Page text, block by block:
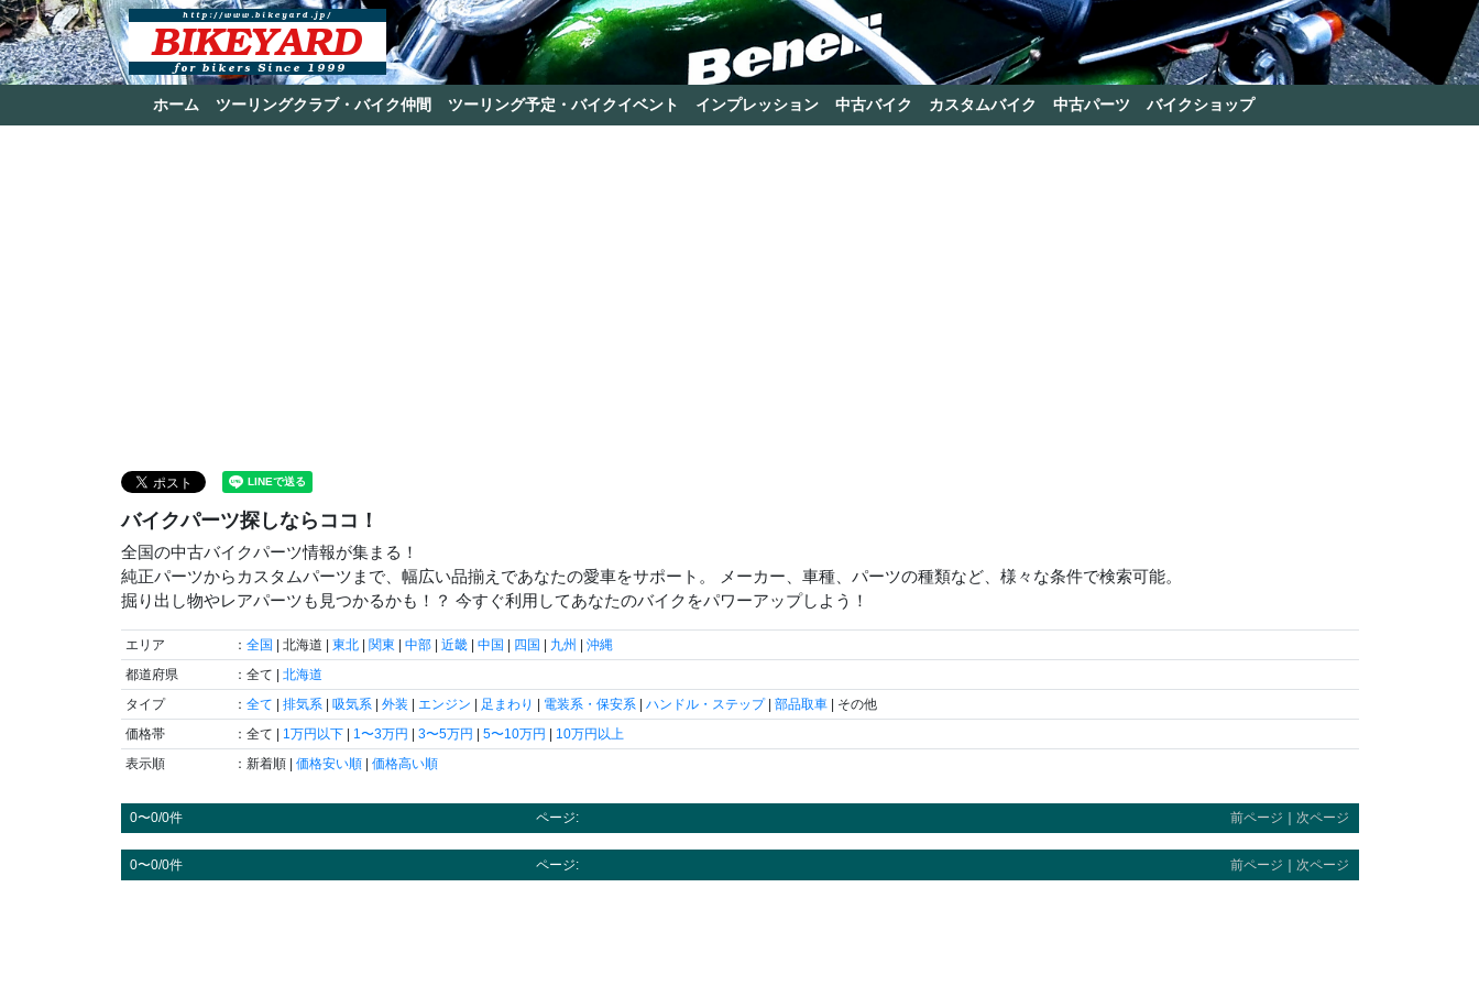
ホーム ツーリングクラブ・バイク仲間 ツーリング予定・バイクイベント インプレッション 中古バイク カスタムバイク 中古パーツ バイクショップ
バイクパーツ探しならココ！
全国の中古バイクパーツ情報が集まる！
純正パーツからカスタムパーツまで、幅広い品揃えであなたの愛車をサポート。 メーカー、車種、パーツの種類など、様々な条件で検索可能。
掘り出し物やレアパーツも見つかるかも！？ 今すぐ利用してあなたのバイクをパワーアップしよう！
エリア ： 全国 | 北海道 | 東北 関東 中部 近畿 中国 四国 九州
沖縄
都道府県
：全て | 北海道
タイプ
： 全て 排気系 吸気系 外装 エンジン 足まわり 電装系・保安系 ハンドル・ステップ| 部品取車 | その他
価格帯
：全て | 1万円以下 1〜3万円 3〜5万円 5〜10万円
10万円以上
表示順
：新着順 | 価格安い順 価格高い順
0〜0/0件 ページ: 前ページ 次ページ
0〜0/0件 ページ: 前ページ ｜ 次ページ